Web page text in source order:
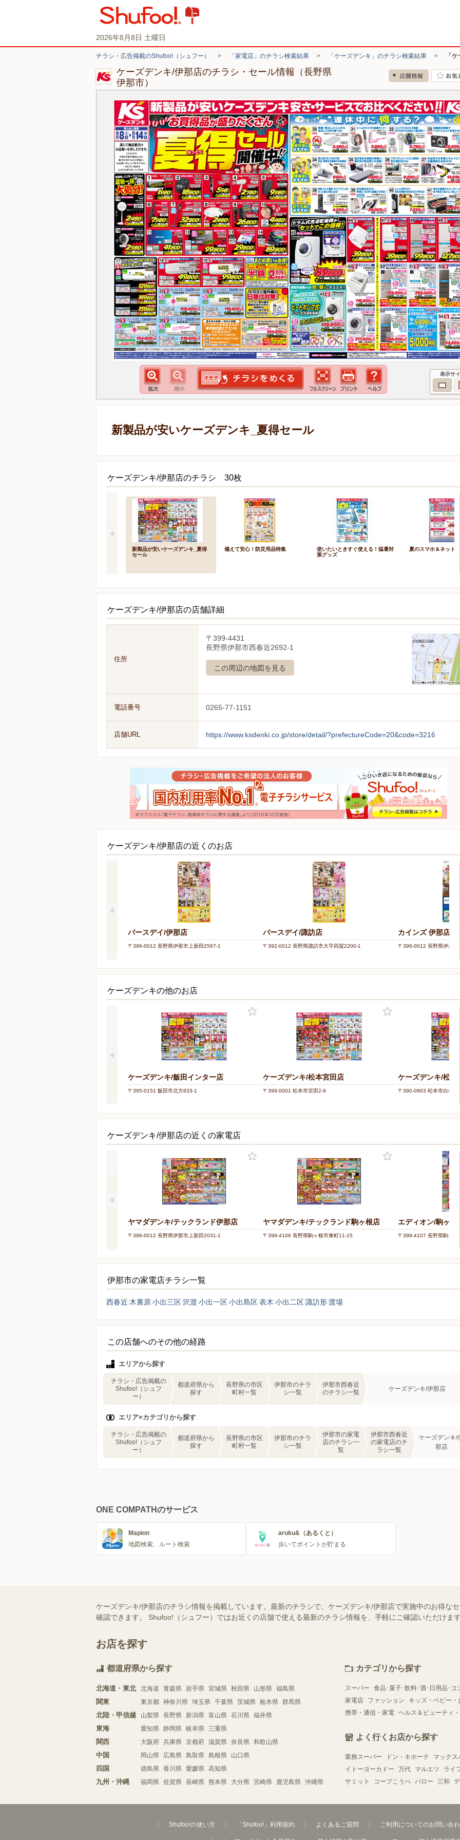
2026年8月8日 土曜日
チラシ・広告掲載のShufoo!（シュフー） > 「家電店」のチラシ検索結果 > 「ケーズデンキ」のチラシ検索結果 > 「
ケーズデンキ/伊那店のチラシ・セール情報（長野県
伊那市）
表示サ
新製品が安いケーズデンキ_夏得セール
ケーズデンキ/伊那店のチラシ 30枚
新製品が安いケーズデンキ_夏得
セール
備えて安心！防災用品特集
使いたいときすぐ使える！猛暑対
策グッズ
夏のスマホ＆ネット応
ケーズデンキ/伊那店の店舗詳細
住所
〒399-4431
長野県伊那市西春近2692-1
この周辺の地図を見る
電話番号 0265-77-1151
店舗URL https://www.ksdenki.co.jp/store/detail/?prefectureCode=20&code=3216
ケーズデンキ/伊那店の近くのお店
バースデイ/伊那店
〒396-0012 長野県伊那市上新田2567-1
バースデイ/諏訪店
〒392-0012 長野県諏訪市大字四賀2200-1
カインズ 伊那店
〒396-0012 長野県伊那市
ケーズデンキの他のお店
ケーズデンキ/飯田インター店
〒395-0151 飯田市北方833-1
ケーズデンキ/松本宮田店
〒399-0001 松本市宮田2-9
ケーズデンキ/松本
〒390-0863 松本市白板2
ケーズデンキ/伊那店の近くの家電店
ヤマダデンキ/テックランド伊那店
〒396-0012 長野県伊那市上新田2031-1
ヤマダデンキ/テックランド駒ヶ根店
〒399-4106 長野県駒ヶ根市東町11-15
エディオン/駒ヶ根店
〒399-4107 長野県駒ヶ根
伊那市の家電店チラシ一覧
西春近 木裏原小出三区沢渡小出一区小出島区表木 小出二区諏訪形渡場
この店舗へのその他の経路
エリアから探す
チラシ・広告掲載の
Shufoo!（シュフ
ー）
都道府県から
探す
長野県の市区
町村一覧
伊那市のチラ
シ一覧
伊那市西春近
のチラシ一覧
ケーズデンキ/伊那店
エリア×カテゴリから探す
チラシ・広告掲載の
Shufoo!（シュフ
ー）
都道府県から
探す
長野県の市区
町村一覧
伊那市のチラ
シ一覧
伊那市の家電
店のチラシ一
覧
伊那市西春近
の家電店のチ
ラシ一覧
ケーズデンキ/
那店
ONE COMPATHのサービス
Mapion
地図検索、ルート検索
aruku&（あるくと）
歩いてポイントが貯まる
ケーズデンキ/伊那店のチラシ情報を掲載しています。最新のチラシで、ケーズデンキ/伊那店で実施中のお得な
確認できます。 Shufoo!（シュフー）ではお近くの店舗で使える最新のチラシ情報を、手軽にご確認いただけま
お店を探す
都道府県から探す
北海道・東北 北海道 青森県 岩手県 宮城県 秋田県 山形県 福島県
関東 東京都 神奈川県 埼玉県 千葉県 茨城県 栃木県 群馬県
北陸・甲信越 山梨県 長野県 新潟県 富山県 石川県 福井県
東海 愛知県 静岡県 岐阜県 三重県
関西 大阪府 兵庫県 京都府 滋賀県 奈良県 和歌山県
中国 岡山県 広島県 鳥取県 島根県 山口県
四国 徳島県 香川県 愛媛県 高知県
九州・沖縄 福岡県 佐賀県 長崎県 熊本県 大分県 宮崎県 鹿児島県 沖縄県
カテゴリから探す
スーパー 食品･菓子･飲料･酒･日用品･コ
家電店
ファッション キッズ・ベビー・
携帯・通信・家電 ヘルス＆ビューティ
よく行くお店から探す
業務スーパー ドン・キホーテ マックス
イトーヨーカドー
万代 マルエツ ライ
サミット
コープこうべ バロー 三和
Shufoo!の使い方 「Shufoo!」利用規約 よくあるご質問 ご利用についてのお問い合